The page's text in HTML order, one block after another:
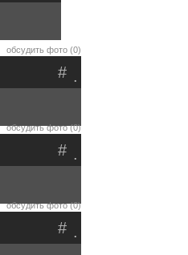
обсудить фото (0)
.
#
обсудить фото (0)
.
#
обсудить фото (0)
.
#